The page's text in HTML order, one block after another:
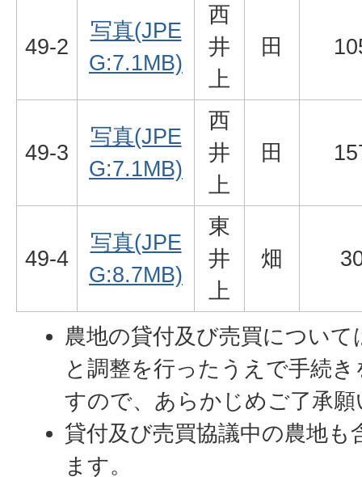
49-2
写真(JPE
G:7.1MB)
西
井
上
田
49-3
写真(JPE
G:7.1MB)
西
井
上
田
49-4
写真(JPE
G:8.7MB)
東
井
上
畑
農地の貸付及び売買について
と調整を行ったうえで手続
すので、あらかじめご了承
貸付及び売買協議中の農地
ます。